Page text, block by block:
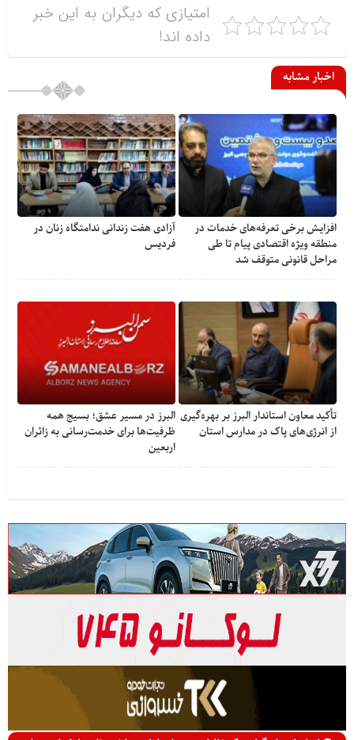
امتیازی که دیگران به این خبر
داده اند!
اخبار مشابه
افزایش برخی تعرفه‌های خدمات در
منطقه ویژه اقتصادی پیام تا طی
مراحل قانونی متوقف شد
آزادی هفت زندانی ندامتگاه زنان در
فردیس
تأکید معاون استاندار البرز بر بهره‌گیری
از انرژی‌های پاک در مدارس استان
البرز در مسیر عشق؛ بسیج همه
ظرفیت‌ها برای خدمت‌رسانی به زائران
اربعین